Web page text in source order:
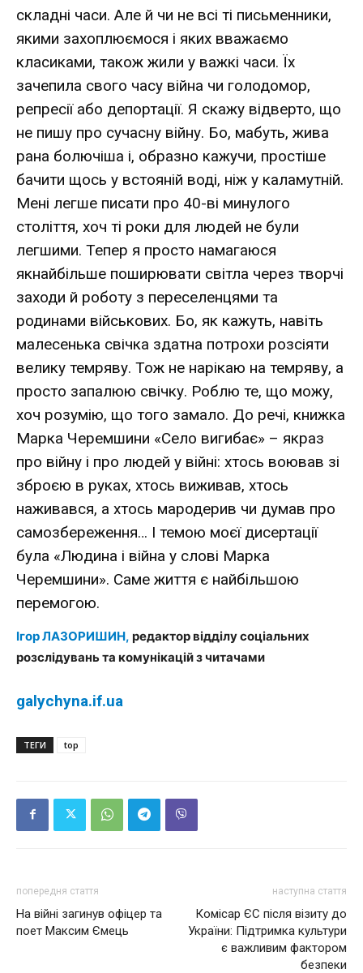
складні часи. Але й чи не всі ті письменники,
якими захоплюємося і яких вважаємо
класиками, також жили у важкі часи. Їх
зачепила свого часу війна чи голодомор,
репресії або депортації. Я скажу відверто, що
не пишу про сучасну війну. Бо, мабуть, жива
рана болючіша і, образно кажучи, простіше
бачити щось у встояній воді, ніж у каламутній.
Мені легше писати про 40-ві минулого
століття, хоч ті роки для людей не були
легшими. Тепер я просто намагаюся
якнайбільше поширювати світла через творчі
заходи й роботу з переселенцями та
родинами військових. Бо, як кажуть, навіть
малесенька свічка здатна потрохи розсіяти
велику темряву. Тож не нарікаю на темряву, а
просто запалюю свічку. Роблю те, що можу,
хоч розумію, що того замало. До речі, книжка
Марка Черемшини «Село вигибає» – якраз
про війну і про людей у війні: хтось воював зі
зброєю в руках, хтось виживав, хтось
наживався, а хтось мародерив чи думав про
самозбереження… І темою моєї дисертації
була «Людина і війна у слові Марка
Черемшини». Саме життя є найбільшою
перемогою.
Ігор ЛАЗОРИШИН, редактор відділу соціальних
розслідувань та комунікацій з читачами
galychyna.if.ua
ТЕГИ top
попередня стаття
На війні загинув офіцер та
поет Максим Ємець
наступна стаття
Комісар ЄС після візиту до
України: Підтримка культури
є важливим фактором
безпеки